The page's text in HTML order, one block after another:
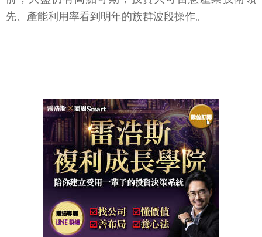
先、產能利用率看到明年的族群波段操作。